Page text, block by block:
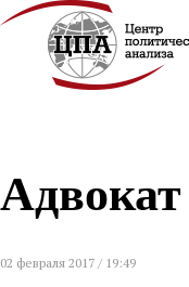
Адвокат
02 февраля 2017 / 19:49